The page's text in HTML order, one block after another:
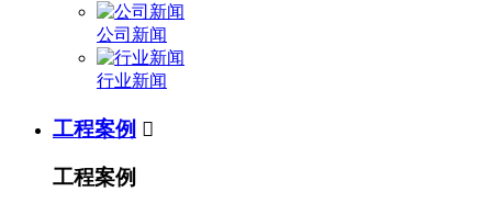
公司新闻
行业新闻
工程案例 
工程案例